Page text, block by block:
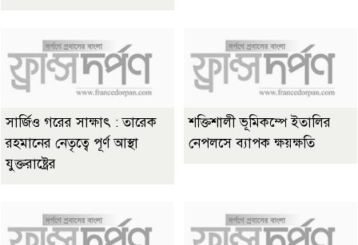
সার্জিও গরের সাক্ষাৎ : তারেক
রহমানের নেতৃত্বে পূর্ণ আস্থা
যুক্তরাষ্ট্রের
শক্তিশালী ভূমিকম্পে ইতালির
নেপলসে ব্যাপক ক্ষয়ক্ষতি